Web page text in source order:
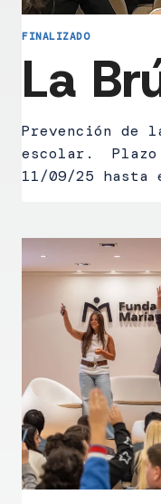
FINALIZADO
La
Prevención de
escolar. Plazo
11/09/25 hasta